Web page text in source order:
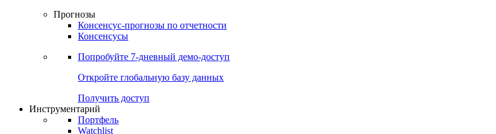
Прогнозы
Консенсус-прогнозы по отчетности
Консенсусы
Попробуйте 7-дневный демо-доступ
Откройте глобальную базу данных
Получить доступ
Инструментарий
Портфель
Watchlist